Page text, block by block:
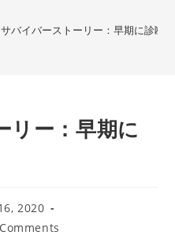
サバイバーストーリー：早期に診断
リー：早期に
2020